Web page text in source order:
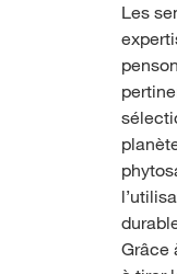
Les
Grâce